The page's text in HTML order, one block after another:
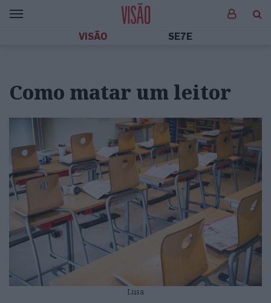
VISÃO SE7E
Como matar um leitor
Lusa